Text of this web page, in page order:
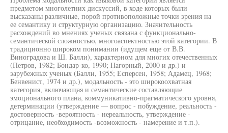
предметом многолетних дискуссий, в ходе которых были
высказаны различные, порой противоположные точки зрения на
ее семантику и структурную организацию. Значительность
расхождений во мнениях ученых связана с функционально-
семантической сложностью, многоаспектностью этой категории. В
традиционно широком понимании (идущем еще от В.В.
Виноградова и Ш. Балли), характерном для многих отечественных
(Петров, 1982; Бондар-ко, 1990; Нагорный, 2000 и др.) и
зарубежных ученых (Балли, 1955; Есперсен, 1958; Адамец, 1968;
Бенвенист, 1974 и др.), модальность - это широкоохватная
категория, включающая и семантические составляющие
эмоционального плана, коммуникативно-прагматического уровня,
детерминации (утверждение — вопрос - побуждение, реальность -
достоверность -вероятность - нереальность, утверждение -
отрицание, необходимость -возможность - намерение и т.п.).